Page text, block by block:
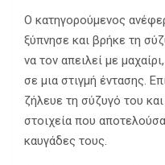
Ο κατηγορούμενος
ξύπνησε και βρήκε τη
να τον απειλεί με
σε μια στιγμή έντασης.
ζήλευε τη σύζυγό του
στοιχεία που
καυγάδες τους.